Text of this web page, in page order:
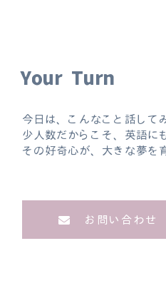
Your Turn
今日は、こんなこと話して
少人数だからこそ、英語に
その好奇心が、大きな夢を
お問い合わせ